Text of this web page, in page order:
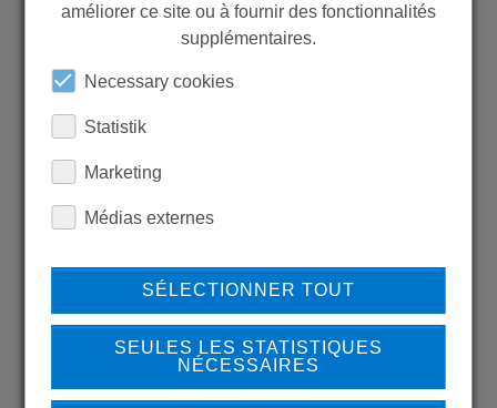
MORE PRODUCTS?
LEARN MORE ABOUT
OUR REFERENCES
améliorer ce site ou à fournir des fonctionnalités
supplémentaires.
Necessary cookies
Statistik
Marketing
Médias externes
SÉLECTIONNER TOUT
SEULES LES STATISTIQUES
NÉCESSAIRES